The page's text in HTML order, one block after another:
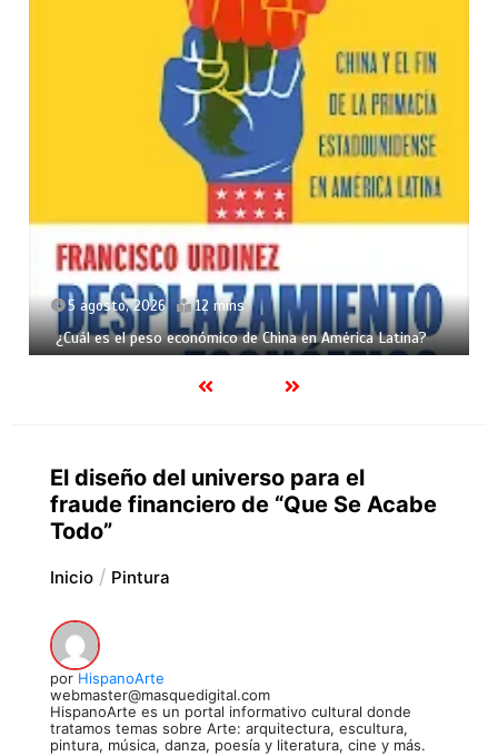
5 agosto, 2026 12 mins
¿Cuál es el peso económico de China en América Latina?
El diseño del universo para el
fraude financiero de “Que Se Acabe
Todo”
Inicio Pintura
por HispanoArte
webmaster@masquedigital.com
HispanoArte es un portal informativo cultural donde
tratamos temas sobre Arte: arquitectura, escultura,
pintura, música, danza, poesía y literatura, cine y más.